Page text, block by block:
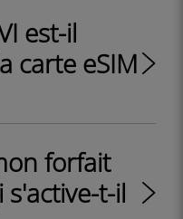
est-il
carte eSIM
forfait
t-il